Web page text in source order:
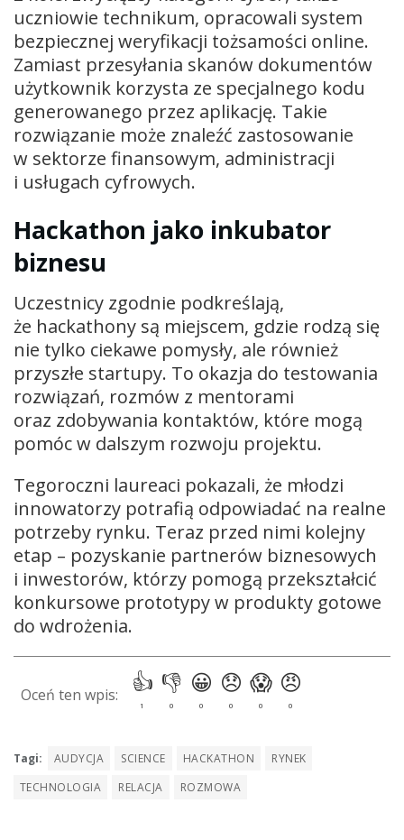
uczniowie technikum, opracowali system
bezpiecznej weryfikacji tożsamości online.
Zamiast przesyłania skanów dokumentów
użytkownik korzysta ze specjalnego kodu
generowanego przez aplikację. Takie
rozwiązanie może znaleźć zastosowanie
w sektorze finansowym, administracji
i usługach cyfrowych.
Hackathon jako inkubator
biznesu
Uczestnicy zgodnie podkreślają,
że hackathony są miejscem, gdzie rodzą się
nie tylko ciekawe pomysły, ale również
przyszłe startupy. To okazja do testowania
rozwiązań, rozmów z mentorami
oraz zdobywania kontaktów, które mogą
pomóc w dalszym rozwoju projektu.
Tegoroczni laureaci pokazali, że młodzi
innowatorzy potrafią odpowiadać na realne
potrzeby rynku. Teraz przed nimi kolejny
etap – pozyskanie partnerów biznesowych
i inwestorów, którzy pomogą przekształcić
konkursowe prototypy w produkty gotowe
do wdrożenia.
Tagi: AUDYCJA SCIENCE HACKATHON
RYNEK
TECHNOLOGIA
RELACJA ROZMOWA